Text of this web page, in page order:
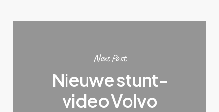
Next Post
Nieuwe stunt-
video Volvo